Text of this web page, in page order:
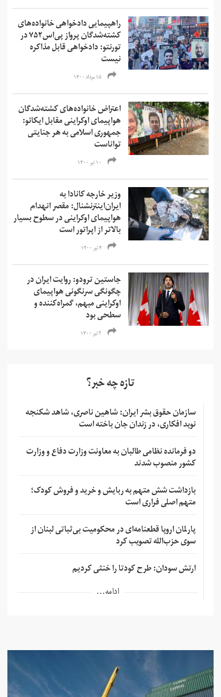
راهپیمایی دادخواهی خانواده‌های
کشته‌شدگان پرواز پی‌اس۷۵۲ در
تورنتو: دادخواهی قابل مذاکره
نیست
۱۵ مرداد ۱۴۰۰
اعتراض خانواده‌های کشته‌شدگان
هواپیمای اوکراینی مقابل ایکائو:
جمهوری اسلامی به هر جنایتی
تواناست
۱۰ تیر ۱۴۰۰
وزیر خارجه کانادا به
ایران‌اینترنشنال: مقصر انهدام
هواپیمای اوکراینی در سطوح بسیار
بالاتر از اپراتور است
۴ تیر ۱۴۰۰
جاستین ترودو: روایت ایران در
چگونگی سرنگونی هواپیمای
اوکراینی مبهم، گمراه‌کننده و
سطحی بود
۳ تیر ۱۴۰۰
تازه چه خبر؟
سازمان حقوق بشر ایران: شاهین ناصری، شاهد شکنجه
نوید افکاری، در زندان جان باخته است
دو فرمانده نظامی طالبان به معاونت وزارت دفاع و وزارت
کشور منصوب شدند
بازداشت شش متهم به ربایش و خرید و فروش کودک؛
متهم اصلی فراری است
پارلمان اروپا قطعنامه‌ای در محکومیت بی‌ثباتی لبنان از
سوی حزب‌الله تصویب کرد
ارتش سودان: طرح کودتا را خنثی کردیم
ادامه...